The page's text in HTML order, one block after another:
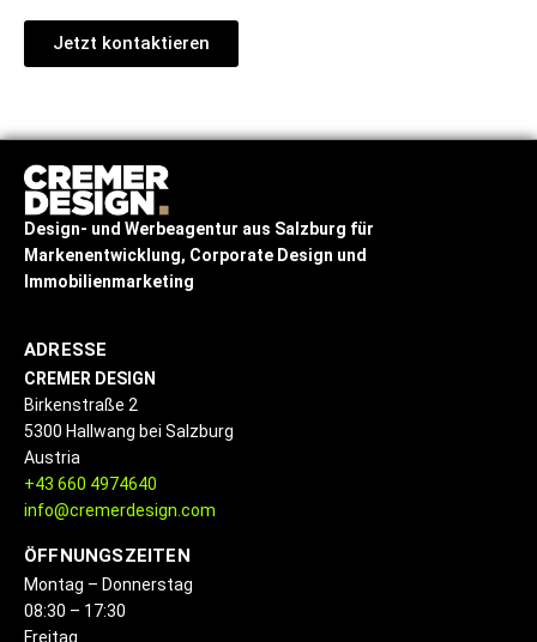
Jetzt kontaktieren
Design- und Werbeagentur aus Salzburg für
Markenentwicklung, Corporate Design und
Immobilienmarketing
ADRESSE
CREMER DESIGN
Birkenstraße 2
5300 Hallwang bei Salzburg
Austria
+43 660 4974640
info@cremerdesign.com
ÖFFNUNGSZEITEN
Montag – Donnerstag
08:30 – 17:30
Freitag